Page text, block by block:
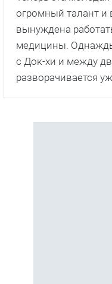
огромный талант и
вынуждена
медицины. Однажды
с Док-хи и между
разворачивается